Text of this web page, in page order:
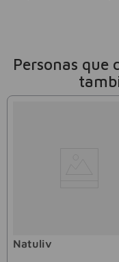
Personas que
Natuliv